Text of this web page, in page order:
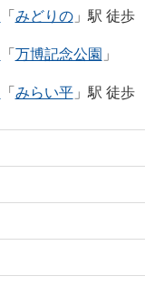
「 みどりの」駅 徒歩
「 万博記念公園 」
「 みらい平」駅 徒歩